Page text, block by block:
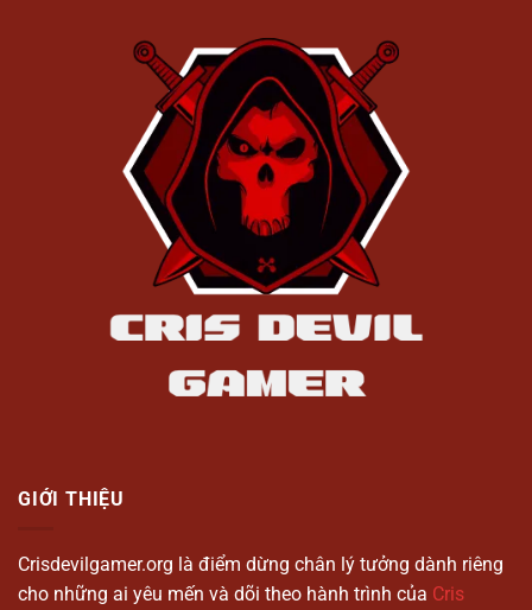
GIỚI THIỆU
Crisdevilgamer.org là điểm dừng chân lý tưởng dành riêng
cho những ai yêu mến và dõi theo hành trình của Cris